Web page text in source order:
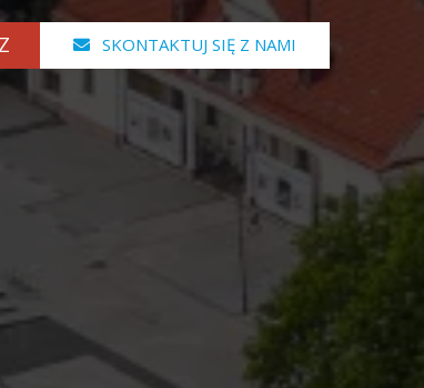
SKONTAKTUJ SIĘ Z NAMI